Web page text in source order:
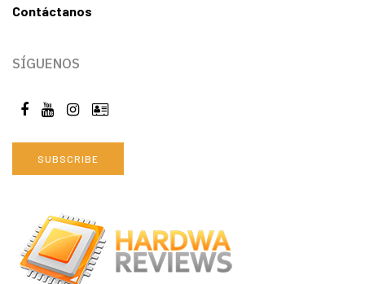
Contáctanos
SÍGUENOS
SUBSCRIBE